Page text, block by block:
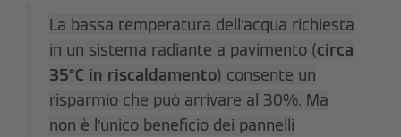
La bassa temperatura dell’acqua richiesta
in un sistema radiante a pavimento (circa
35°C in riscaldamento) consente un
risparmio che può arrivare al 30%. Ma
non è l’unico beneficio dei pannelli